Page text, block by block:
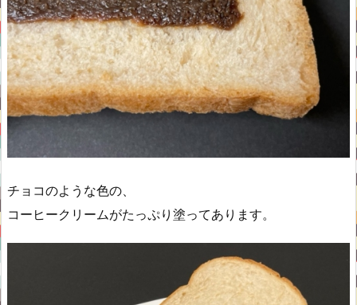
チョコのような色の、
コーヒークリームがたっぷり塗ってあります。